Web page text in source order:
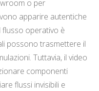
o per
apparire autentiche
flusso operativo è
possono trasmettere il
Tuttavia, il video
componenti
flussi invisibili e